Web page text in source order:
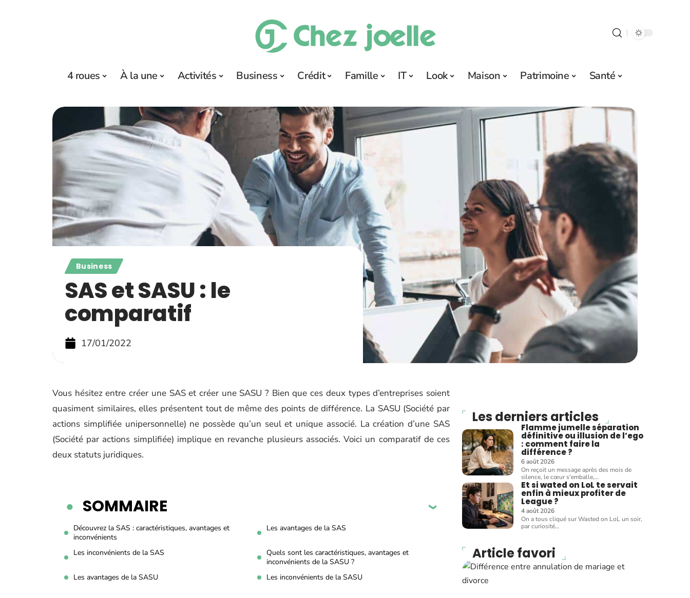
4 roues À la une Activités Business Crédit Famille IT Look Maison Patrimoine Santé
Business
SAS et SASU : le
comparatif
17/01/2022
Vous hésitez entre créer une SAS et créer une SASU ? Bien que ces deux types d’entreprises soient
quasiment similaires, elles présentent tout de même des points de différence. La SASU (Société par
actions simplifiée unipersonnelle) ne possède qu’un seul et unique associé. La création d’une SAS
(Société par actions simplifiée) implique en revanche plusieurs associés. Voici un comparatif de ces
deux statuts juridiques.
SOMMAIRE
Découvrez la SAS : caractéristiques, avantages et
inconvénients
Les avantages de la SAS
Les inconvénients de la SAS
Quels sont les caractéristiques, avantages et
inconvénients de la SASU ?
Les avantages de la SASU
Les inconvénients de la SASU
Les derniers articles
Flamme jumelle séparation
définitive ou illusion de l’ego
: comment faire la
différence ?
6 août 2026
On reçoit un message après des mois de
silence, le cœur s'emballe,…
Et si wated on LoL te servait
enfin à mieux profiter de
League ?
4 août 2026
On a tous cliqué sur Wasted on LoL un soir,
par curiosité…
Article favori